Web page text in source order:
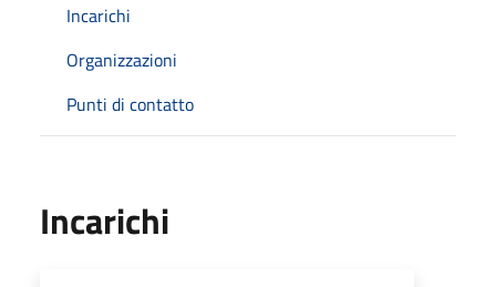
Incarichi
Organizzazioni
Punti di contatto
Incarichi